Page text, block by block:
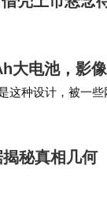
大电池，影
种设计，被一些
为低迷（iP…
秘真相几何